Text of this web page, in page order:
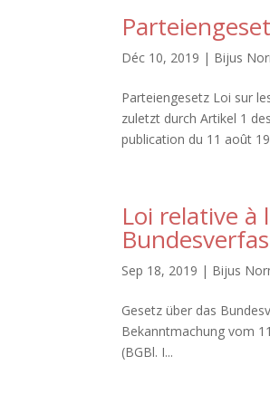
Déc 10, 2019 | Bijus
Parteiengesetz Loi sur
zuletzt durch Artikel 1
publication du 11 août
Loi relative
Sep 18, 2019 | Bijus
Gesetz über das
Bekanntmachung vom
(BGBl. I...